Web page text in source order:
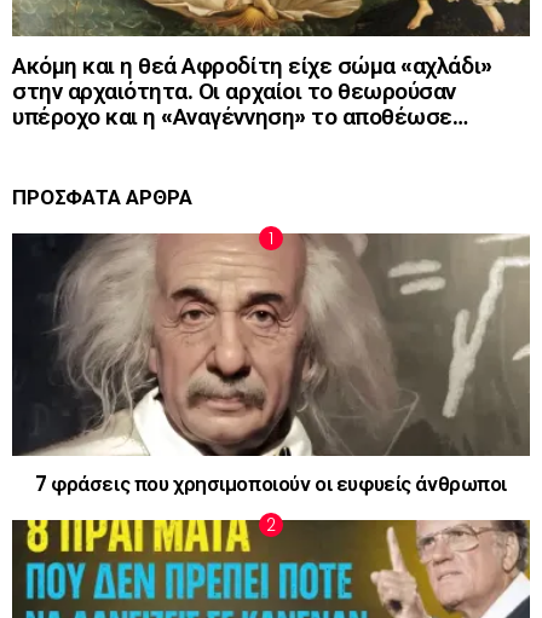
Ακόμη και η θεά Αφροδίτη είχε σώμα «αχλάδι»
στην αρχαιότητα. Οι αρχαίοι το θεωρούσαν
υπέροχο και η «Αναγέννηση» το αποθέωσε…
ΠΡΟΣΦΑΤΑ ΑΡΘΡΑ
7 φράσεις που χρησιμοποιούν οι ευφυείς άνθρωποι